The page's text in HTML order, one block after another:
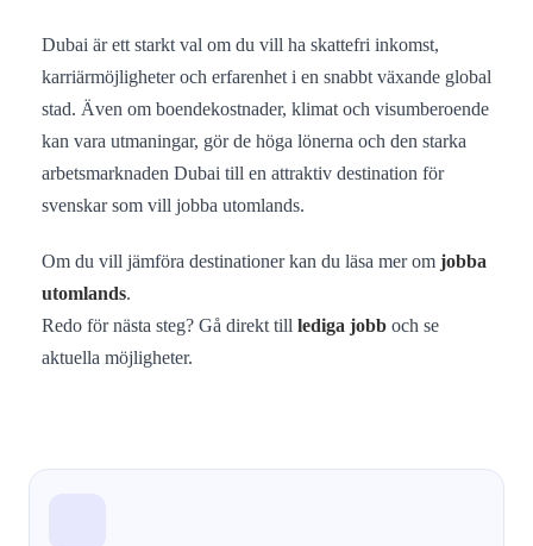
Dubai är ett starkt val om du vill ha skattefri inkomst,
karriärmöjligheter och erfarenhet i en snabbt växande global
stad. Även om boendekostnader, klimat och visumberoende
kan vara utmaningar, gör de höga lönerna och den starka
arbetsmarknaden Dubai till en attraktiv destination för
svenskar som vill jobba utomlands.
Om du vill jämföra destinationer kan du läsa mer om jobba
utomlands.
Redo för nästa steg? Gå direkt till lediga jobb och se
aktuella möjligheter.